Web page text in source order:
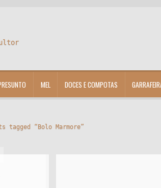
MEL DOCES E COMPOTAS
tagged “Bolo Marmore”